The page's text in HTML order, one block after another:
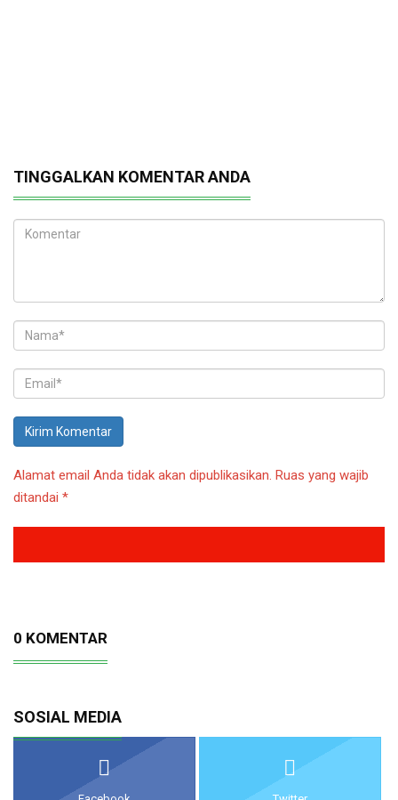
TINGGALKAN KOMENTAR ANDA
Alamat email Anda tidak akan dipublikasikan. Ruas yang wajib
ditandai *
0 KOMENTAR
SOSIAL MEDIA